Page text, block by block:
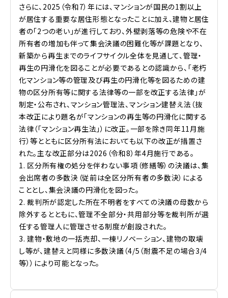
さらに、2025（令和7）年には、マンションが国民の1割以上
が居住する重要な居住形態となったことに加え、建物と居住
者の「2つの老い」が進行しており、外壁剥落等の危険や不在
所有者の増加も伴って集会決議の困難化等が課題となり、
新築から再生までのライフサイクル全体を見通して、管理・
再生の円滑化を図ることが必要であるとの認識から、「老朽
化マンション等の管理及び再生の円滑化等を図るための建
物の区分所有等に関する法律等の一部を改正する法律」が
制定・公布され、マンション管理法、マンション建替え法（抜
本改正により題名が「マンションの再生等の円滑化に関する
法律（「マンション再生法」）に改正。一部を除き同年11月施
行）等とともに区分所有法においても以下の改正が措置さ
れた。主な改正部分は2026（令和8）年4月施行である。
1. 区分所有権の処分を伴わない事項（修繕等）の決議は、集
会出席者の多数決（従前は全区分所有者の多数決）による
こととし、集会決議の円滑化を図った。
2. 裁判所が認定した所在不明者をすべての決議の母数から
除外するとともに、管理不全部分・共用部分等を裁判所が選
任する管理人に管理させる制度が創設された。
3. 建物・敷地の一括売却、一棟リノベーション、建物の取壊
し等が、建替えと同様に多数決議（4/5（耐震不足の場合3/4
等））により可能となった。